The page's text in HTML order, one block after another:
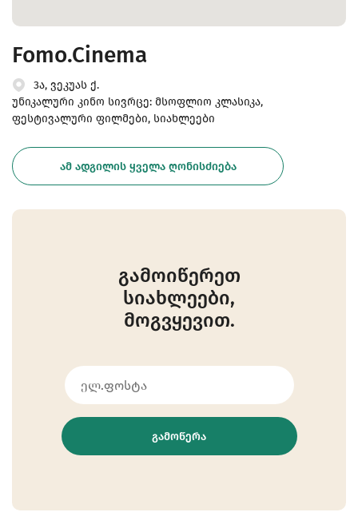
Fomo.Cinema
3ა, ვეკუას ქ.
უნიკალური კინო სივრცე: მსოფლიო კლასიკა,
ფესტივალური ფილმები, სიახლეები
ᲐᲛ ᲐᲓᲒᲘᲚᲘᲡ ᲧᲕᲔᲚᲐ ᲦᲝᲜᲘᲡᲫᲘᲔᲑᲐ
გამოიწერეთ
სიახლეები,
მოგვყევით.
ᲒᲐᲛᲝᲬᲔᲠᲐ